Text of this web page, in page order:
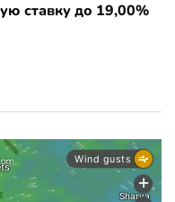
ставку до 19,00%